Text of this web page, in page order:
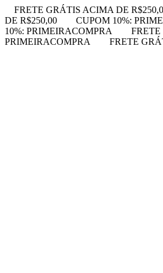
FRETE GRÁTIS ACIMA DE
DE R$250,00
CUPOM 10%:
10%: PRIMEIRACOMPRA
PRIMEIRACOMPRA
FRETE